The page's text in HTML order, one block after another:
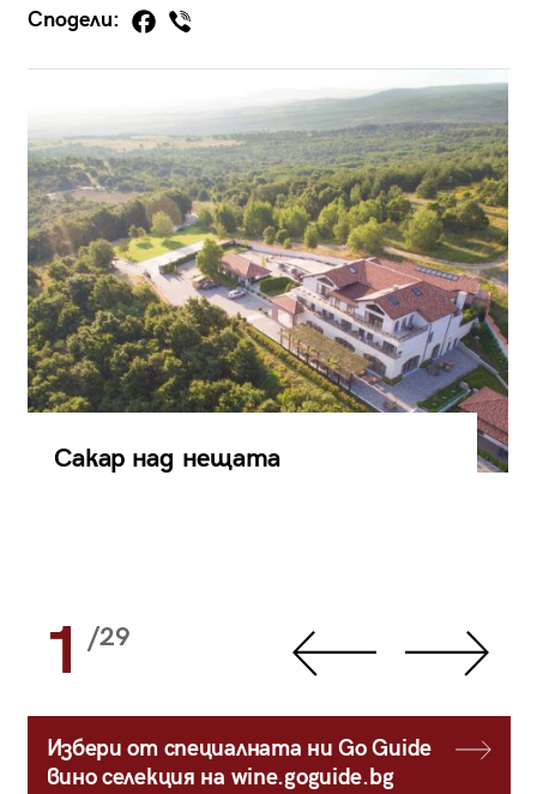
Сподели:
Сакар над нещата
1 /29
Избери от специалната ни Go Guide
вино селекция на wine.goguide.bg